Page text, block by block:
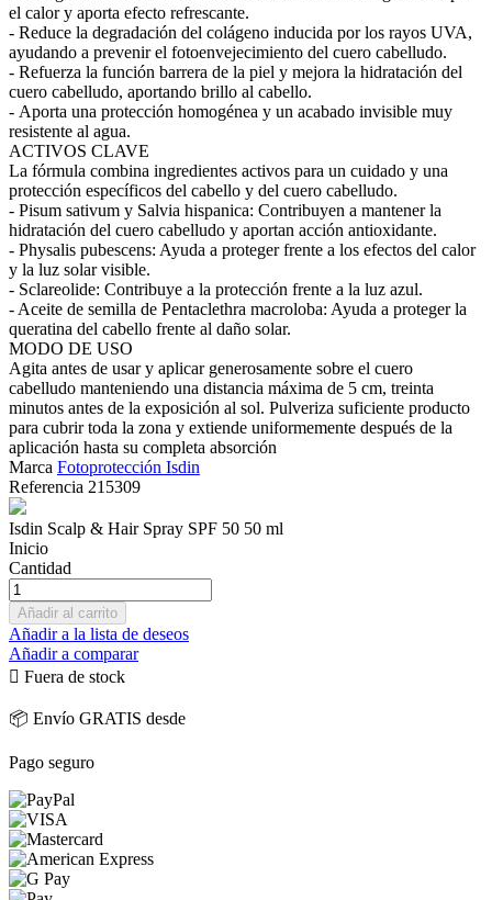
el calor y aporta efecto refrescante.
- Reduce la degradación del colágeno inducida por los rayos UVA,
ayudando a prevenir el fotoenvejecimiento del cuero cabelludo.
- Refuerza la función barrera de la piel y mejora la hidratación del
cuero cabelludo, aportando brillo al cabello.
- Aporta una protección homogénea y un acabado invisible muy
resistente al agua.
ACTIVOS CLAVE
La fórmula combina ingredientes activos para un cuidado y una
protección específicos del cabello y del cuero cabelludo.
- Pisum sativum y Salvia hispanica: Contribuyen a mantener la
hidratación del cuero cabelludo y aportan acción antioxidante.
- Physalis pubescens: Ayuda a proteger frente a los efectos del calor
y la luz solar visible.
- Sclareolide: Contribuye a la protección frente a la luz azul.
- Aceite de semilla de Pentaclethra macroloba: Ayuda a proteger la
queratina del cabello frente al daño solar.
MODO DE USO
Agita antes de usar y aplicar generosamente sobre el cuero
cabelludo manteniendo una distancia máxima de 5 cm, treinta
minutos antes de la exposición al sol. Pulveriza suficiente producto
para cubrir toda la zona y extiende uniformemente después de la
aplicación hasta su completa absorción
Marca Fotoprotección Isdin
Referencia 215309
Isdin Scalp & Hair Spray SPF 50 50 ml
Inicio
Cantidad
Añadir al carrito
Añadir a la lista de deseos
Añadir a comparar
 Fuera de stock
📦 Envío GRATIS desde
Pago seguro